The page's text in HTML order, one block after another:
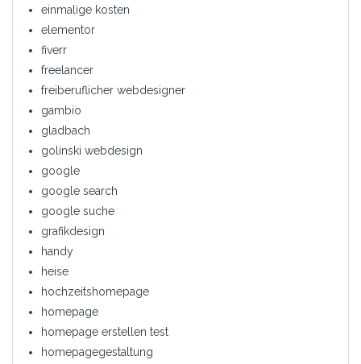
einmalige kosten
elementor
fiverr
freelancer
freiberuflicher webdesigner
gambio
gladbach
golinski webdesign
google
google search
google suche
grafikdesign
handy
heise
hochzeitshomepage
homepage
homepage erstellen test
homepagegestaltung